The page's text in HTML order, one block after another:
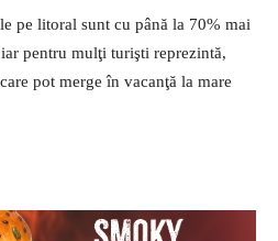
pe litoral sunt cu până la 70% mai
pentru mulţi turişti reprezintă,
pot merge în vacanţă la mare